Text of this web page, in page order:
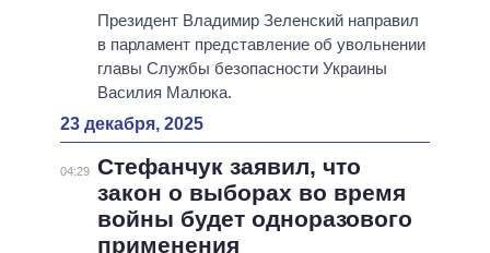
Президент Владимир Зеленский направил
в парламент представление об увольнении
главы Службы безопасности Украины
Василия Малюка.
23 декабря, 2025
04:29 Стефанчук заявил, что
закон о выборах во время
войны будет одноразового
применения